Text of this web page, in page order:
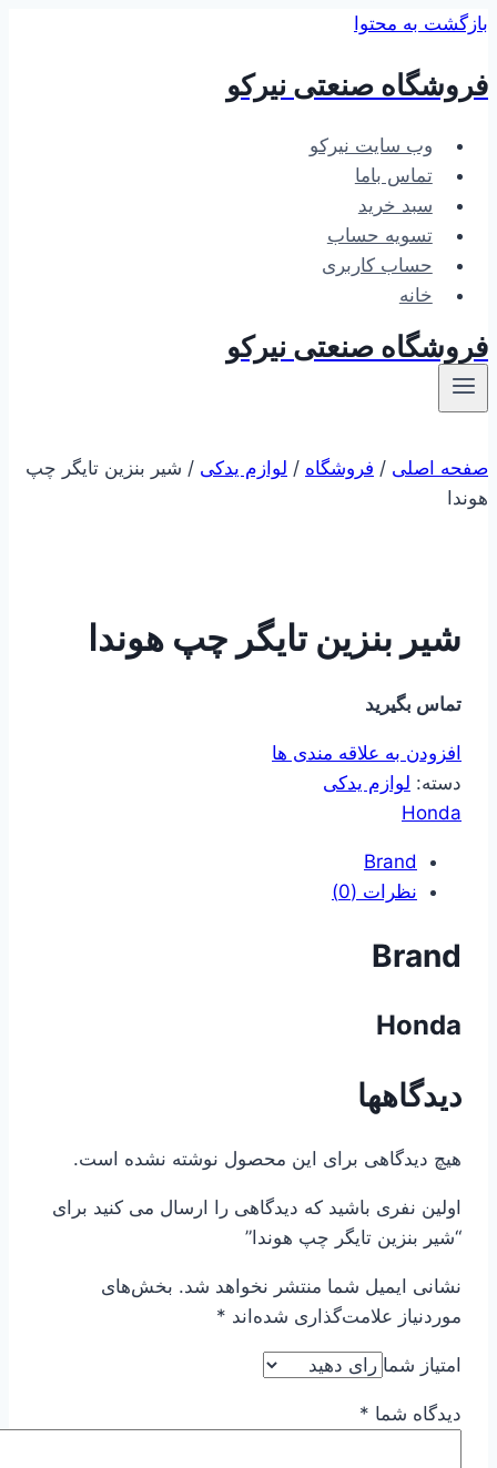
بازگشت به محتوا
فروشگاه صنعتی نیرکو
وب سایت نیرکو
تماس باما
سبد خرید
تسویه حساب
حساب کاربری
خانه
فروشگاه صنعتی نیرکو
صفحه اصلی / فروشگاه / لوازم یدکی / شیر بنزین تایگر چپ
هوندا
شیر بنزین تایگر چپ هوندا
تماس بگیرید
افزودن به علاقه مندی ها
دسته: لوازم یدکی
Honda
Brand
نظرات (0)
Brand
Honda
دیدگاهها
هیچ دیدگاهی برای این محصول نوشته نشده است.
اولین نفری باشید که دیدگاهی را ارسال می کنید برای
“شیر بنزین تایگر چپ هوندا”
نشانی ایمیل شما منتشر نخواهد شد. بخش‌های
موردنیاز علامت‌گذاری شده‌اند *
امتیاز شما
دیدگاه شما *